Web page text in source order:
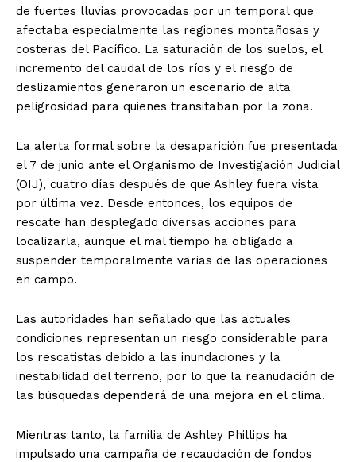
de fuertes lluvias provocadas por un temporal que
afectaba especialmente las regiones montañosas y
costeras del Pacífico. La saturación de los suelos, el
incremento del caudal de los ríos y el riesgo de
deslizamientos generaron un escenario de alta
peligrosidad para quienes transitaban por la zona.
La alerta formal sobre la desaparición fue presentada
el 7 de junio ante el Organismo de Investigación Judicial
(OIJ), cuatro días después de que Ashley fuera vista
por última vez. Desde entonces, los equipos de
rescate han desplegado diversas acciones para
localizarla, aunque el mal tiempo ha obligado a
suspender temporalmente varias de las operaciones
en campo.
Las autoridades han señalado que las actuales
condiciones representan un riesgo considerable para
los rescatistas debido a las inundaciones y la
inestabilidad del terreno, por lo que la reanudación de
las búsquedas dependerá de una mejora en el clima.
Mientras tanto, la familia de Ashley Phillips ha
impulsado una campaña de recaudación de fondos